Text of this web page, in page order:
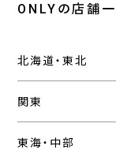
ONLYの店舗
北海道・東北
関東
東海・中部